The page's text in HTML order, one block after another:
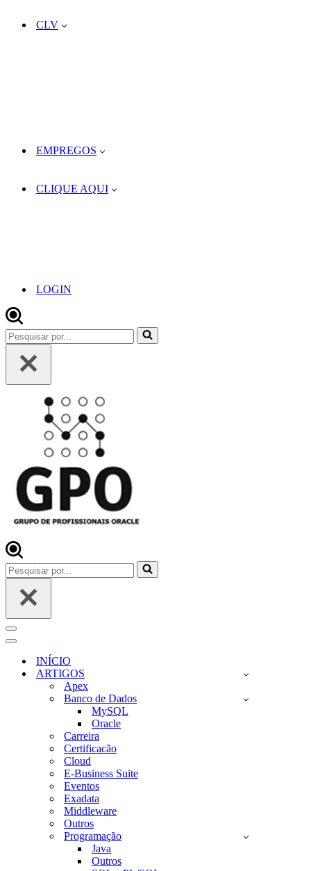
CLV
EMPREGOS
CLIQUE AQUI
LOGIN
Pesquisar
por...
Pesquisar
por...
Menu
de
navegação
Menu
navegaçãoINÍCIO
ARTIGOS
Apex
Banco de Dados
MySQL
Oracle
Carreira
Certificacão
Cloud
E-Business Suite
Eventos
Exadata
Middleware
Outros
Programação
Java
Outros